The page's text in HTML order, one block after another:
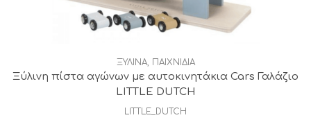
ΞΥΛΙΝΑ, ΠΑΙΧΝΙΔΙΑ
Ξύλινη πίστα αγώνων με αυτοκινητάκια Cars Γαλάζιο
LITTLE DUTCH
LITTLE_DUTCH